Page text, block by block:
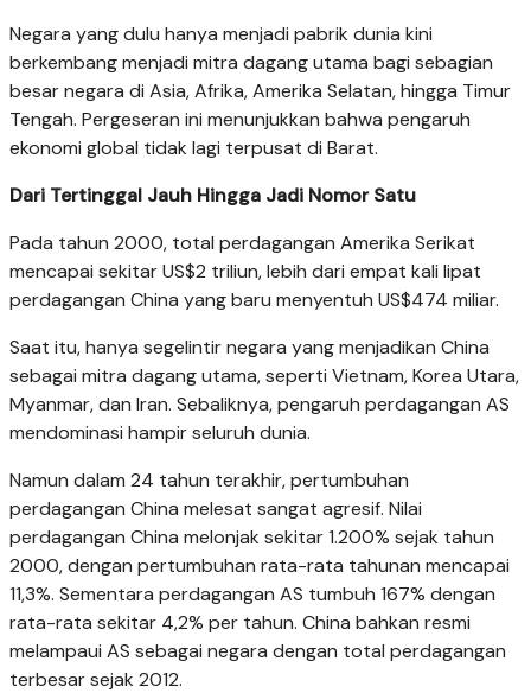
Negara yang dulu hanya menjadi pabrik dunia kini
berkembang menjadi mitra dagang utama bagi sebagian
besar negara di Asia, Afrika, Amerika Selatan, hingga Timur
Tengah. Pergeseran ini menunjukkan bahwa pengaruh
ekonomi global tidak lagi terpusat di Barat.
Dari Tertinggal Jauh Hingga Jadi Nomor Satu
Pada tahun 2000, total perdagangan Amerika Serikat
mencapai sekitar US$2 triliun, lebih dari empat kali lipat
perdagangan China yang baru menyentuh US$474 miliar.
Saat itu, hanya segelintir negara yang menjadikan China
sebagai mitra dagang utama, seperti Vietnam, Korea Utara,
Myanmar, dan Iran. Sebaliknya, pengaruh perdagangan AS
mendominasi hampir seluruh dunia.
Namun dalam 24 tahun terakhir, pertumbuhan
perdagangan China melesat sangat agresif. Nilai
perdagangan China melonjak sekitar 1.200% sejak tahun
2000, dengan pertumbuhan rata-rata tahunan mencapai
11,3%. Sementara perdagangan AS tumbuh 167% dengan
rata-rata sekitar 4,2% per tahun. China bahkan resmi
melampaui AS sebagai negara dengan total perdagangan
terbesar sejak 2012.